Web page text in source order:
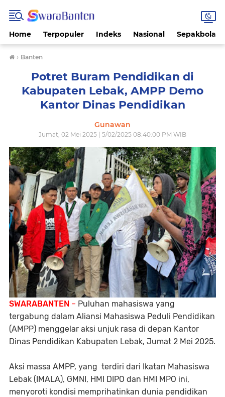
Home Terpopuler Indeks Nasional Sepakbola
› Banten
Potret Buram Pendidikan di
Kabupaten Lebak, AMPP Demo
Kantor Dinas Pendidikan
Gunawan
Jumat, 02 Mei 2025 | 5/02/2025 08:40:00 PM WIB
SWARABANTEN – Puluhan mahasiswa yang
tergabung dalam Aliansi Mahasiswa Peduli Pendidikan
(AMPP) menggelar aksi unjuk rasa di depan Kantor
Dinas Pendidikan Kabupaten Lebak, Jumat 2 Mei 2025.
Aksi massa AMPP, yang terdiri dari Ikatan Mahasiswa
Lebak (IMALA), GMNI, HMI DIPO dan HMI MPO ini,
menyoroti kondisi memprihatinkan dunia pendidikan